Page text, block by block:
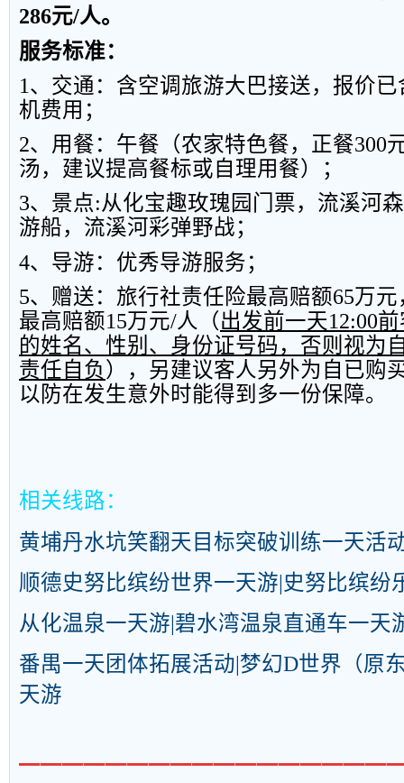
286元/人。
服务标准：
1、交通：含空调旅游大巴接送，报价
机费用；
2、用餐：午餐（农家特色餐，正餐300
汤，建议提高餐标或自理用餐）；
3、景点:从化宝趣玫瑰园门票，流溪河
游船，流溪河彩弹野战；
4、导游：优秀导游服务；
5、赠送：旅行社责任险最高赔额65万元
最高赔额15万元/人（出发前一天12:00
的姓名、性别、身份证号码，否则视为
责任自负 ），另建议客人另外为自已购
以防在发生意外时能得到多一份保障。
相关线路：
黄埔丹水坑笑翻天目标突破训练一天活
顺德史努比缤纷世界一天游|史努比缤纷
从化温泉一天游|碧水湾温泉直通车一天
番禺一天团体拓展活动|梦幻D世界（原
天游